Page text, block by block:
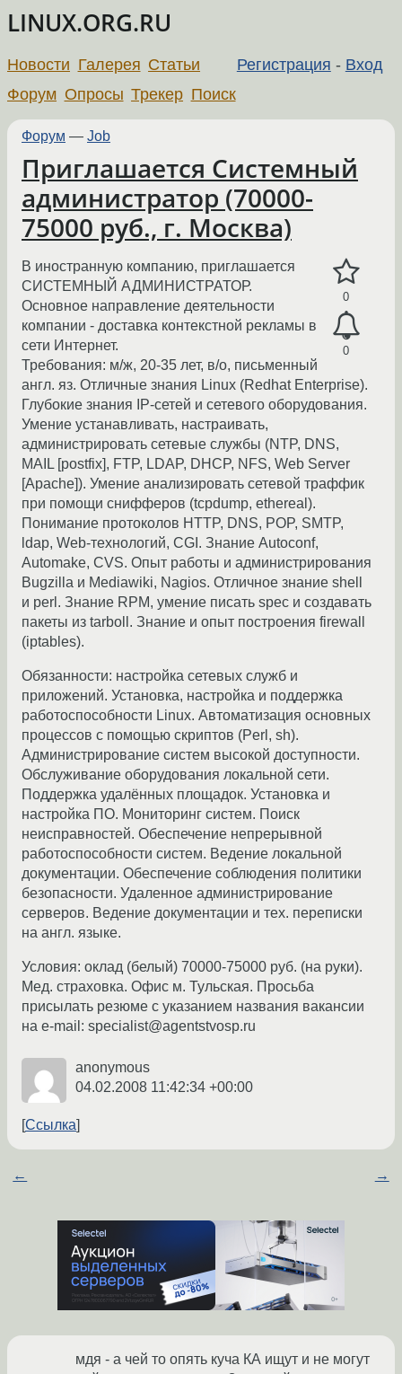
LINUX.ORG.RU
Регистрация - Вход
Новости Галерея Статьи
Форум Опросы Трекер Поиск
Форум — Job
Приглашается Системный
администратор (70000-
75000 руб., г. Москва)
0
0
В иностранную компанию, приглашается
СИСТЕМНЫЙ АДМИНИСТРАТОР.
Основное направление деятельности
компании - доставка контекстной рекламы в
сети Интернет.
Требования: м/ж, 20-35 лет, в/о, письменный
англ. яз. Отличные знания Linux (Redhat Enterprise).
Глубокие знания IP-сетей и сетевого оборудования.
Умение устанавливать, настраивать,
администрировать сетевые службы (NTP, DNS,
MAIL [postfix], FTP, LDAP, DHCP, NFS, Web Server
[Apache]). Умение анализировать сетевой траффик
при помощи снифферов (tcpdump, ethereal).
Понимание протоколов HTTP, DNS, POP, SMTP,
ldap, Web-технологий, CGI. Знание Autoconf,
Automake, CVS. Опыт работы и администрирования
Bugzilla и Mediawiki, Nagios. Отличное знание shell
и perl. Знание RPM, умение писать spec и создавать
пакеты из tarboll. Знание и опыт построения firewall
(iptables).
Обязанности: настройка cетевых служб и
приложений. Установка, настройка и поддержка
работоспособности Linux. Автоматизация основных
процессов с помощью скриптов (Perl, sh).
Администрирование систем высокой доступности.
Обслуживание оборудования локальной сети.
Поддержка удалённых площадок. Установка и
настройка ПО. Мониторинг систем. Поиск
неисправностей. Обеспечение непрерывной
работоспособности систем. Ведение локальной
документации. Обеспечение соблюдения политики
безопасности. Удаленное администрирование
серверов. Ведение документации и тех. переписки
на англ. языке.
Условия: оклад (белый) 70000-75000 руб. (на руки).
Мед. страховка. Офис м. Тульская. Просьба
присылать резюме с указанием названия вакансии
на e-mail: specialist@agentstvosp.ru
anonymous
04.02.2008 11:42:34 +00:00
Ссылка
← →
мдя - а чей то опять куча КА ищут и не могут